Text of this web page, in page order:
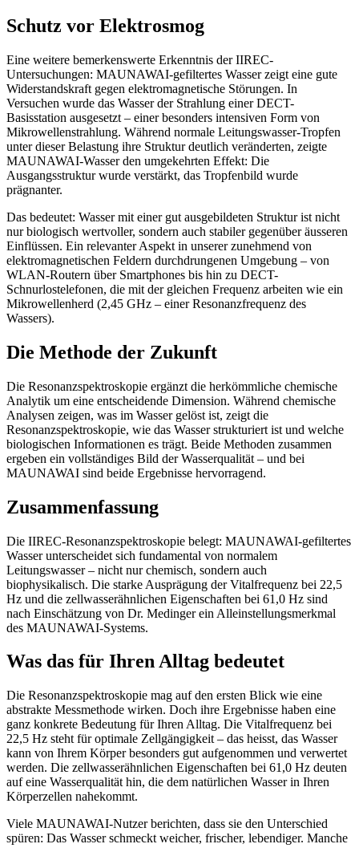
Schutz vor Elektrosmog
Eine weitere bemerkenswerte Erkenntnis der IIREC-
Untersuchungen: MAUNAWAI-gefiltertes Wasser zeigt eine gute
Widerstandskraft gegen elektromagnetische Störungen. In
Versuchen wurde das Wasser der Strahlung einer DECT-
Basisstation ausgesetzt – einer besonders intensiven Form von
Mikrowellenstrahlung. Während normale Leitungswasser-Tropfen
unter dieser Belastung ihre Struktur deutlich veränderten, zeigte
MAUNAWAI-Wasser den umgekehrten Effekt: Die
Ausgangsstruktur wurde verstärkt, das Tropfenbild wurde
prägnanter.
Das bedeutet: Wasser mit einer gut ausgebildeten Struktur ist nicht
nur biologisch wertvoller, sondern auch stabiler gegenüber äusseren
Einflüssen. Ein relevanter Aspekt in unserer zunehmend von
elektromagnetischen Feldern durchdrungenen Umgebung – von
WLAN-Routern über Smartphones bis hin zu DECT-
Schnurlostelefonen, die mit der gleichen Frequenz arbeiten wie ein
Mikrowellenherd (2,45 GHz – einer Resonanzfrequenz des
Wassers).
Die Methode der Zukunft
Die Resonanzspektroskopie ergänzt die herkömmliche chemische
Analytik um eine entscheidende Dimension. Während chemische
Analysen zeigen, was im Wasser gelöst ist, zeigt die
Resonanzspektroskopie, wie das Wasser strukturiert ist und welche
biologischen Informationen es trägt. Beide Methoden zusammen
ergeben ein vollständiges Bild der Wasserqualität – und bei
MAUNAWAI sind beide Ergebnisse hervorragend.
Zusammenfassung
Die IIREC-Resonanzspektroskopie belegt: MAUNAWAI-gefiltertes
Wasser unterscheidet sich fundamental von normalem
Leitungswasser – nicht nur chemisch, sondern auch
biophysikalisch. Die starke Ausprägung der Vitalfrequenz bei 22,5
Hz und die zellwasserähnlichen Eigenschaften bei 61,0 Hz sind
nach Einschätzung von Dr. Medinger ein Alleinstellungsmerkmal
des MAUNAWAI-Systems.
Was das für Ihren Alltag bedeutet
Die Resonanzspektroskopie mag auf den ersten Blick wie eine
abstrakte Messmethode wirken. Doch ihre Ergebnisse haben eine
ganz konkrete Bedeutung für Ihren Alltag. Die Vitalfrequenz bei
22,5 Hz steht für optimale Zellgängigkeit – das heisst, das Wasser
kann von Ihrem Körper besonders gut aufgenommen und verwertet
werden. Die zellwasserähnlichen Eigenschaften bei 61,0 Hz deuten
auf eine Wasserqualität hin, die dem natürlichen Wasser in Ihren
Körperzellen nahekommt.
Viele MAUNAWAI-Nutzer berichten, dass sie den Unterschied
spüren: Das Wasser schmeckt weicher, frischer, lebendiger. Manche